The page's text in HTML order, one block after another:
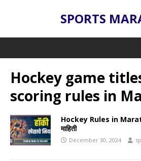
SPORTS
Hockey game
scoring rules in
Hockey Rules in
माहिती
December 30, 2024